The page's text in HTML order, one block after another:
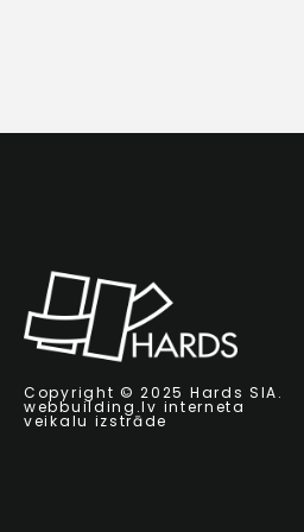
Copyright © 2025 Hards SIA.
webbuilding.lv interneta
veikalu izstrāde